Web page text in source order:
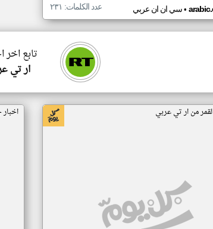
سي ان ان عربي• عدد الكلمات: ٢٣١
تابع اخر
ار تي
من ار تي عربي